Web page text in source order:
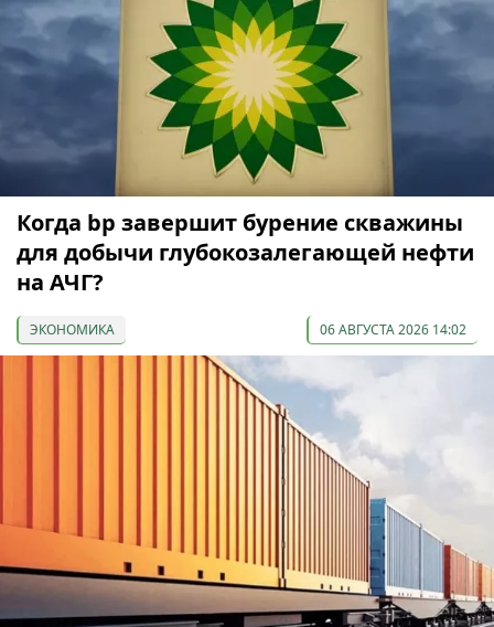
Когда bp завершит бурение скважины
для добычи глубокозалегающей нефти
на АЧГ?
ЭКОНОМИКА 06 АВГУСТА 2026 14:02